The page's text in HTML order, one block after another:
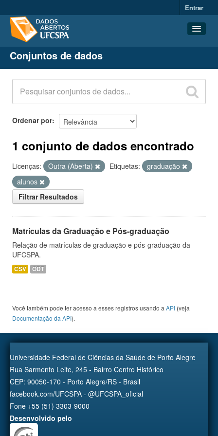
Entrar
Conjuntos de dados
Organizações
Grupos
Sobre
Conjuntos de dados
Ordenar por
1 conjunto de dados encontrado
Licenças: Outra (Aberta) Etiquetas:
graduação
alunos
Filtrar Resultados
Matrículas da Graduação e Pós-graduação
Relação de matrículas de graduação e pós-graduação da
UFCSPA.
CSV ODT
Você também pode ter acesso a esses registros usando a API (veja
Documentação da API).
Universidade Federal de Ciências da Saúde de Porto Alegre
Rua Sarmento Leite, 245 - Bairro Centro Histórico
CEP: 90050-170 - Porto Alegre/RS - Brasil
facebook.com/UFCSPA - @UFCSPA_oficial
Fone +55 (51) 3303-9000
Desenvolvido pelo